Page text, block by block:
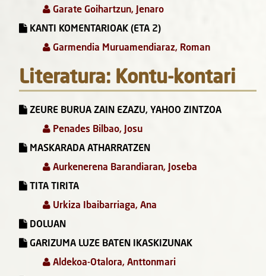
Garate Goihartzun, Jenaro
KANTI KOMENTARIOAK (ETA 2)
Garmendia Muruamendiaraz, Roman
Literatura: Kontu-kontari
ZEURE BURUA ZAIN EZAZU, YAHOO ZINTZOA
Penades Bilbao, Josu
MASKARADA ATHARRATZEN
Aurkenerena Barandiaran, Joseba
TITA TIRITA
Urkiza Ibaibarriaga, Ana
DOLUAN
GARIZUMA LUZE BATEN IKASKIZUNAK
Aldekoa-Otalora, Anttonmari